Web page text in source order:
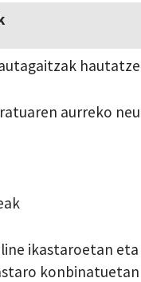
aurreko
ikastaroetan